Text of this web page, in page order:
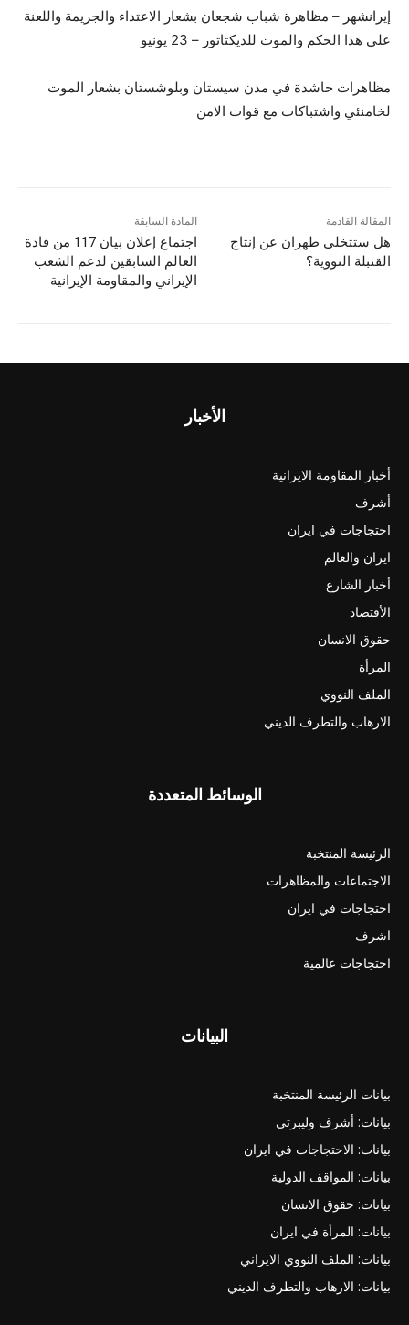
إيرانشهر – مظاهرة شباب شجعان بشعار الاعتداء والجريمة واللعنة
على هذا الحكم والموت للديكتاتور – 23 يونيو
مظاهرات حاشدة في مدن سيستان وبلوشستان بشعار الموت
لخامنئي واشتباكات مع قوات الامن
المادة السابقة
اجتماع إعلان بيان 117 من قادة
العالم السابقين لدعم الشعب
الإيراني والمقاومة الإيرانية
المقالة القادمة
هل ستتخلى طهران عن إنتاج
القنبلة النووية؟
الأخبار
أخبار المقاومة الايرانية
أشرف
احتجاجات في ايران
ايران والعالم
أخبار الشارع
الأقتصاد
حقوق الانسان
المرأة
الملف النووي
الارهاب والتطرف الديني
الوسائط المتعددة
الرئيسة المنتخبة
الاجتماعات والمظاهرات
احتجاجات في ايران
اشرف
احتجاجات عالمية
البيانات
بيانات الرئيسة المنتخبة
بيانات: أشرف وليبرتي
بيانات: الاحتجاجات في ايران
بيانات: المواقف الدولية
بيانات: حقوق الانسان
بيانات: المرأة في ايران
بيانات: الملف النووي الايراني
بيانات: الارهاب والتطرف الديني